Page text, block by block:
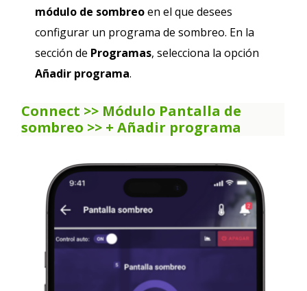
módulo de sombreoen el que desees
configurar un programa de sombreo. En la
sección de Programas, selecciona la opción
Añadir programa.
Connect >> Módulo Pantalla de
sombreo >> + Añadir programa